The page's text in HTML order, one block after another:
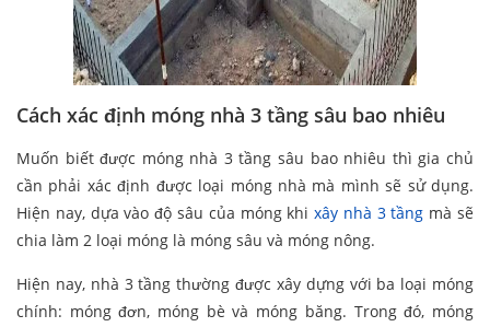
Cách xác định móng nhà 3 tầng sâu bao nhiêu
Muốn biết được móng nhà 3 tầng sâu bao nhiêu thì gia chủ
cần phải xác định được loại móng nhà mà mình sẽ sử dụng.
Hiện nay, dựa vào độ sâu của móng khixây nhà 3 tầng mà sẽ
chia làm 2 loại móng là móng sâu và móng nông.
Hiện nay, nhà 3 tầng thường được xây dựng với ba loại móng
chính: móng đơn, móng bè và móng băng. Trong đó, móng